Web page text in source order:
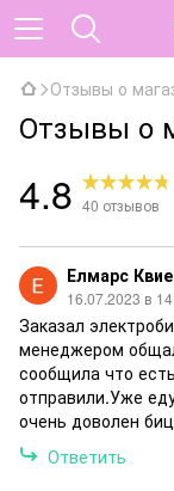
Отзывы о
Отзывы о
4.8 40 отзывов
Елмарс
16.07.2023 в
Заказал
менеджером
сообщила что
отправили.Уже
очень доволен
Ответить